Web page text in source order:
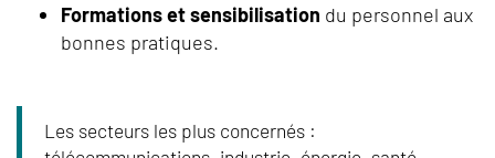
Formations et sensibilisation du personnel aux
bonnes pratiques.
Les secteurs les plus concernés :